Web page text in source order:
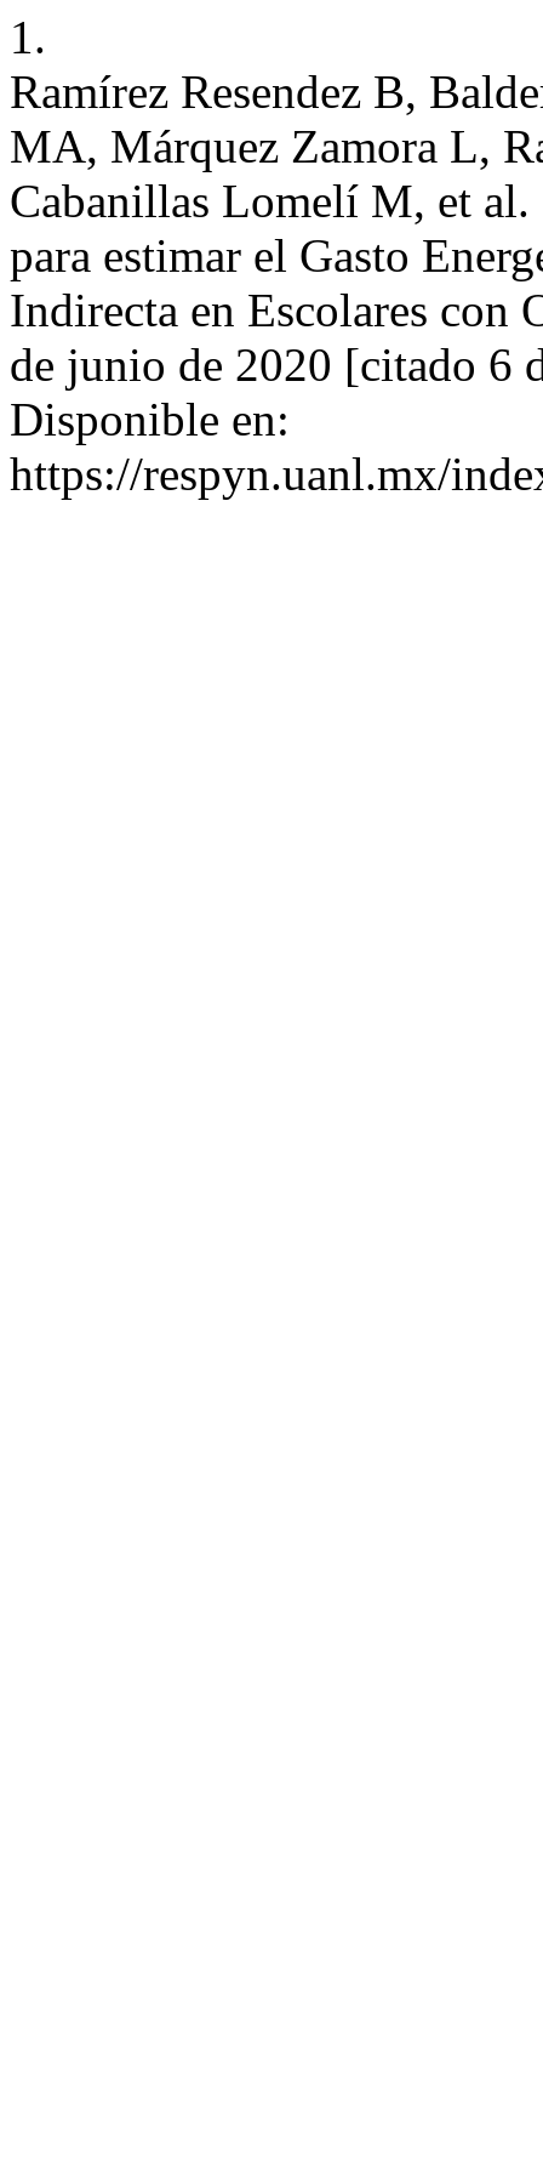
1.
Ramírez Resendez B,
MA, Márquez Zamora L,
Cabanillas Lomelí M, et al.
para estimar el Gasto
Indirecta en Escolares con
de junio de 2020 [citado 6
Disponible en:
https://respyn.uanl.mx/